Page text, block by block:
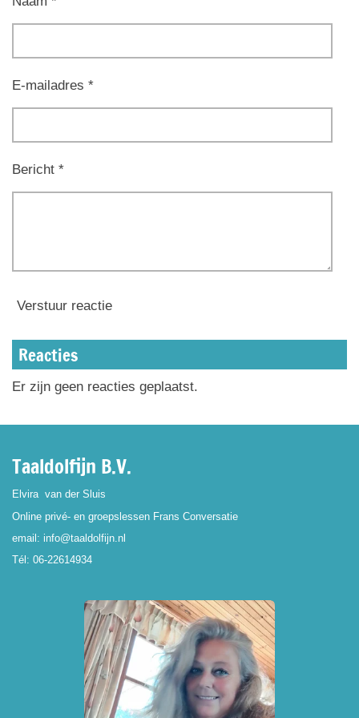
E-mailadres *
Bericht *
Verstuur reactie
Reacties
Er zijn geen reacties geplaatst.
Taaldolfijn B.V.
Elvira van der Sluis
Online privé- en groepslessen Frans Conversatie
email: info@taaldolfijn.nl
Tél: 06-22614934